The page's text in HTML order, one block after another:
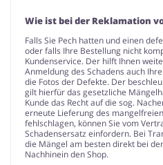
Wie ist bei der Reklamation
Falls Sie Pech hatten und einen
oder falls Ihre Bestellung nicht
Kundenservice. Der hilft Ihnen
Anmeldung des Schadens auch
die Fotos der Defekte. Der
gilt hierfür das gesetzliche
Kunde das Recht auf die sog.
erneute Lieferung des
fehlschlagen, können Sie vom
Schadensersatz einfordern. Bei
die Mängel am besten direkt bei
Nachhinein den Shop.